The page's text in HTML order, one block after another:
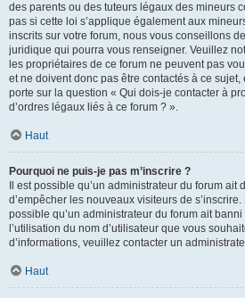
des parents ou des tuteurs légaux des mineurs
pas si cette loi s’applique également aux
inscrits sur votre forum, nous vous conseillons
juridique qui pourra vous renseigner. Veuillez
les propriétaires de ce forum ne peuvent pas
et ne doivent donc pas être contactés à ce sujet,
porte sur la question « Qui dois-je contacter à
d’ordres légaux liés à ce forum ? ».
Haut
Pourquoi ne puis-je pas m’inscrire ?
Il est possible qu’un administrateur du forum
d’empêcher les nouveaux visiteurs de
possible qu’un administrateur du forum ait
l’utilisation du nom d’utilisateur que vous
d’informations, veuillez contacter un
Haut